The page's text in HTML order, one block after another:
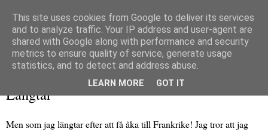
Längtar
Men som jag längtar efter att få åka till Frankrike! Jag tror att jag
This site uses cookies from Google to deliver its services
and to analyze traffic. Your IP address and user-agent are
shared with Google along with performance and security
metrics to ensure quality of service, generate usage
statistics, and to detect and address abuse.
LEARN MORE GOT IT